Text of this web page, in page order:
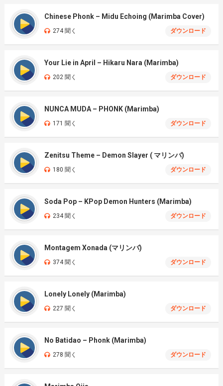
Chinese Phonk – Midu Echoing (Marimba Cover)
274 聞く ダウンロード
Your Lie in April – Hikaru Nara (Marimba)
202 聞く ダウンロード
NUNCA MUDA – PHONK (Marimba)
171 聞く ダウンロード
Zenitsu Theme – Demon Slayer ( マリンバ)
180 聞く ダウンロード
Soda Pop – KPop Demon Hunters (Marimba)
234 聞く ダウンロード
Montagem Xonada (マリンバ)
374 聞く ダウンロード
Lonely Lonely (Marimba)
227 聞く ダウンロード
No Batidao – Phonk (Marimba)
278 聞く ダウンロード